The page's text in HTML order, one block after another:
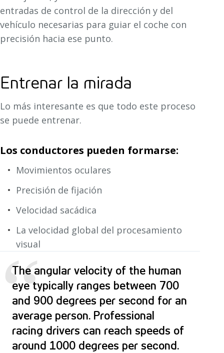
entradas de control de la dirección y del
vehículo necesarias para guiar el coche con
precisión hacia ese punto.
Entrenar la mirada
Lo más interesante es que todo este proceso
se puede entrenar.
Los conductores pueden formarse:
Movimientos oculares
Precisión de fijación
Velocidad sacádica
La velocidad global del procesamiento
visual
“
The angular velocity of the human
eye typically ranges between 700
and 900 degrees per second for an
average person. Professional
racing drivers can reach speeds of
around 1000 degrees per second.